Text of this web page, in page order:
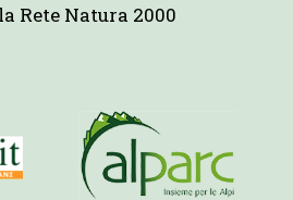
Rete Natura 2000